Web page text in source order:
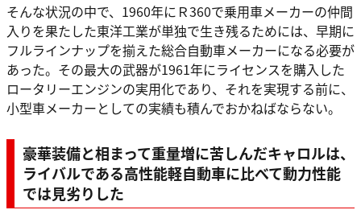
そんな状況の中で、1960年にＲ360で乗用車メーカーの仲間
入りを果たした東洋工業が単独で生き残るためには、早期に
フルラインナップを揃えた総合自動車メーカーになる必要が
あった。その最大の武器が1961年にライセンスを購入した
ロータリーエンジンの実用化であり、それを実現する前に、
小型車メーカーとしての実績も積んでおかねばならない。
豪華装備と相まって重量増に苦しんだキャロルは、
ライバルである高性能軽自動車に比べて動力性能
では見劣りした